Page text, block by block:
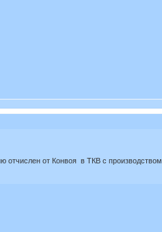
отчислен от Конвоя в ТКВ с